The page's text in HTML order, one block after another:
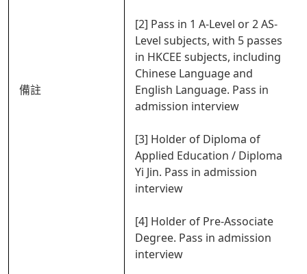
備註
[2] Pass in 1 A-Level or 2 AS-
Level subjects, with 5 passes
in HKCEE subjects, including
Chinese Language and
English Language. Pass in
admission interview
[3] Holder of Diploma of
Applied Education / Diploma
Yi Jin. Pass in admission
interview
[4] Holder of Pre-Associate
Degree. Pass in admission
interview